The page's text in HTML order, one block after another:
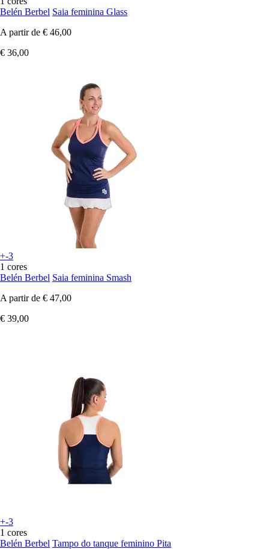
Belén Berbel Saia feminina Glass
A partir de € 46,00
€ 36,00
+-3
1 cores
Belén Berbel Saia feminina Smash
A partir de € 47,00
€ 39,00
+-3
1 cores
Belén Berbel Tampo do tanque feminino Pita